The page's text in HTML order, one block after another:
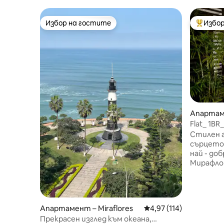
Избор на гостите
Избор на гостите
Апартамент – Miraflores Средна оценка: 4,97
4,97 (114)
Прекрасен изглед към океана,
Най-
Flat_
Стилен
сърцето на
най -